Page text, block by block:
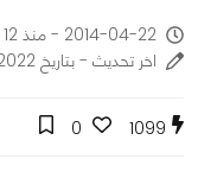
2014-04-22 - منذ 12 سنة
اخر تحديث - بتاريخ 2022-02-08
1099
0